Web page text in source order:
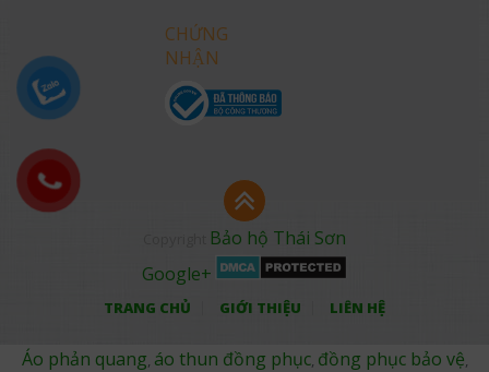
CHỨNG
NHẬN
Bảo hộ Thái Sơn
Google+
TRANG CHỦ GIỚI THIỆU LIÊN HỆ
Áo phản quang, áo thun đồng phục, đồng phục bảo vệ,